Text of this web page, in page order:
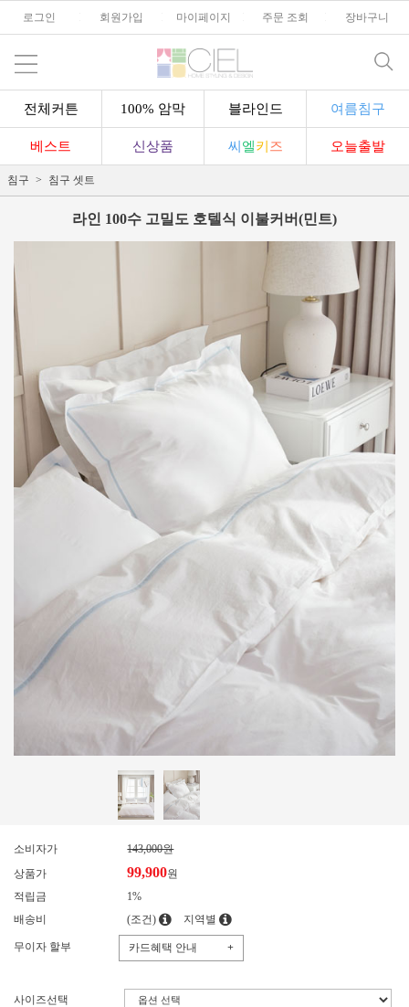
로그인 회원가입 마이페이지 주문 조회 장바구니
전체커튼 100% 암막 블라인드 여름침구
베스트 신상품 씨 엘키 즈 오늘출발
침구 침구 셋트
라인 100수 고밀도 호텔식 이불커버(민트)
소비자가
143,000원
상품가
99,900원
적립금
1%
배송비
(조건) 지역별
무이자 할부 카드혜택 안내 +
사이즈선택